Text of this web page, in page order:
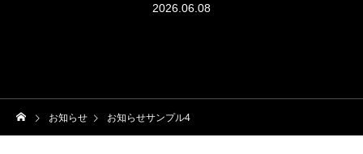
2026.06.08
お知らせ お知らせサンプル4